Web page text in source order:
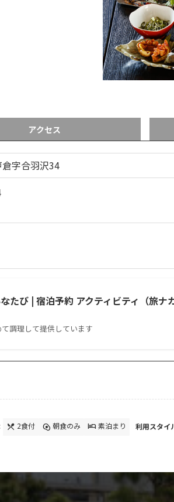
アクセス
字合羽沢34
たび | 宿泊予約 アクティビティ（旅ナ
調理して提供しています
local_dining 2食付 egg_alt 朝食のみ hotel 素泊まり
利用スタイ